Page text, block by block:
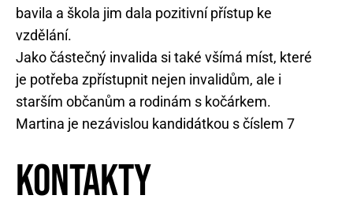
bavila a škola jim dala pozitivní přístup ke
vzdělání.
Jako částečný invalida si také všímá míst, které
je potřeba zpřístupnit nejen invalidům, ale i
starším občanům a rodinám s kočárkem.
Martina je nezávislou kandidátkou s číslem 7
Kontakty